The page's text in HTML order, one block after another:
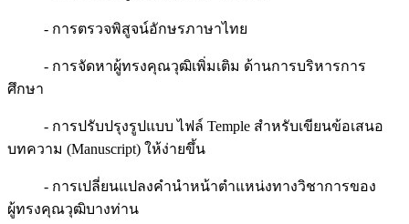
- การตรวจพิสูจน์อักษรภาษาไทย
- การจัดหาผู้ทรงคุณวุฒิเพิ่มเติม ด้านการบริหารการ
ศึกษา
- การปรับปรุงรูปแบบ ไฟล์ Temple สำหรับเขียนข้อเสนอ
บทความ (Manuscript) ให้ง่ายขึ้น
- การเปลี่ยนแปลงคำนำหน้าตำแหน่งทางวิชาการของ
ผู้ทรงคุณวุฒิบางท่าน